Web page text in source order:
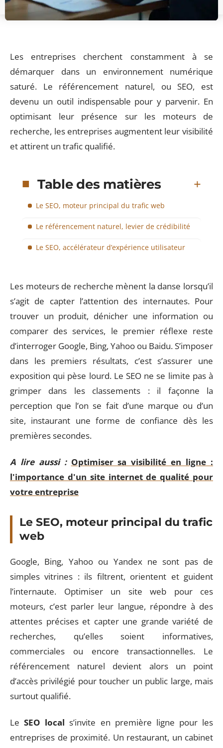
Les entreprises cherchent constamment à se
démarquer dans un environnement numérique
saturé. Le référencement naturel, ou SEO, est
devenu un outil indispensable pour y parvenir. En
optimisant leur présence sur les moteurs de
recherche, les entreprises augmentent leur visibilité
et attirent un trafic qualifié.
Table des matières
Le SEO, moteur principal du trafic web
Le référencement naturel, levier de crédibilité
Le SEO, accélérateur d’expérience utilisateur
Les moteurs de recherche mènent la danse lorsqu’il
s’agit de capter l’attention des internautes. Pour
trouver un produit, dénicher une information ou
comparer des services, le premier réflexe reste
d’interroger Google, Bing, Yahoo ou Baidu. S’imposer
dans les premiers résultats, c’est s’assurer une
exposition qui pèse lourd. Le SEO ne se limite pas à
grimper dans les classements : il façonne la
perception que l’on se fait d’une marque ou d’un
site, instaurant une forme de confiance dès les
premières secondes.
A lire aussi : Optimiser sa visibilité en ligne :
l'importance d'un site internet de qualité pour
votre entreprise
Le SEO, moteur principal du trafic
web
Google, Bing, Yahoo ou Yandex ne sont pas de
simples vitrines : ils filtrent, orientent et guident
l’internaute. Optimiser un site web pour ces
moteurs, c’est parler leur langue, répondre à des
attentes précises et capter une grande variété de
recherches, qu’elles soient informatives,
commerciales ou encore transactionnelles. Le
référencement naturel devient alors un point
d’accès privilégié pour toucher un public large, mais
surtout qualifié.
LeSEO local s’invite en première ligne pour les
entreprises de proximité. Un restaurant, un cabinet